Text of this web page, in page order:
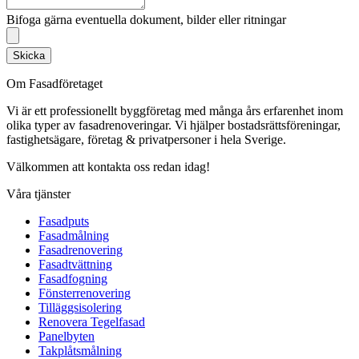
Bifoga gärna eventuella dokument, bilder eller ritningar
Skicka
Om Fasadföretaget
Vi är ett professionellt byggföretag med många års erfarenhet inom
olika typer av fasadrenoveringar. Vi hjälper bostadsrättsföreningar,
fastighetsägare, företag & privatpersoner i hela Sverige.
Välkommen att kontakta oss redan idag!
Våra tjänster
Fasadputs
Fasadmålning
Fasadrenovering
Fasadtvättning
Fasadfogning
Fönsterrenovering
Tilläggsisolering
Renovera Tegelfasad
Panelbyten
Takplåtsmålning